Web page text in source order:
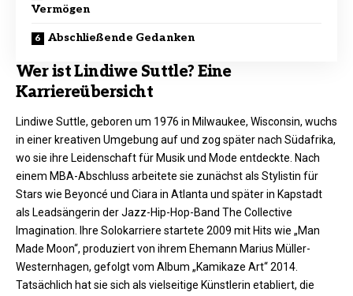
Vermögen
Abschließende Gedanken
Wer ist Lindiwe Suttle? Eine
Karriereübersicht
Lindiwe Suttle, geboren um 1976 in Milwaukee, Wisconsin, wuchs
in einer kreativen Umgebung auf und zog später nach Südafrika,
wo sie ihre Leidenschaft für Musik und Mode entdeckte. Nach
einem MBA-Abschluss arbeitete sie zunächst als Stylistin für
Stars wie Beyoncé und Ciara in Atlanta und später in Kapstadt
als Leadsängerin der Jazz-Hip-Hop-Band The Collective
Imagination. Ihre Solokarriere startete 2009 mit Hits wie „Man
Made Moon“, produziert von ihrem Ehemann Marius Müller-
Westernhagen, gefolgt vom Album „Kamikaze Art“ 2014.
Tatsächlich hat sie sich als vielseitige Künstlerin etabliert, die